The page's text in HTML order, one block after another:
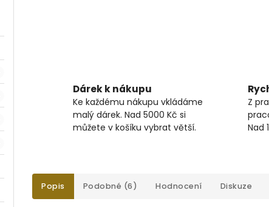
Dárek k nákupu
Ke každému nákupu vkládáme
malý dárek. Nad 5000 Kč si
můžete v košíku vybrat větší.
Z
Nad
Popis Podobné (6) Hodnocení Diskuze